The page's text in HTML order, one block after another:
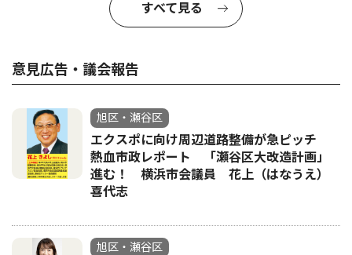
すべて見る
意見広告・議会報告
旭区・瀬谷区
エクスポに向け周辺道路整備が急ピッチ
熱血市政レポート 「瀬谷区大改造計画」
進む！ 横浜市会議員 花上（はなうえ）
喜代志
旭区・瀬谷区